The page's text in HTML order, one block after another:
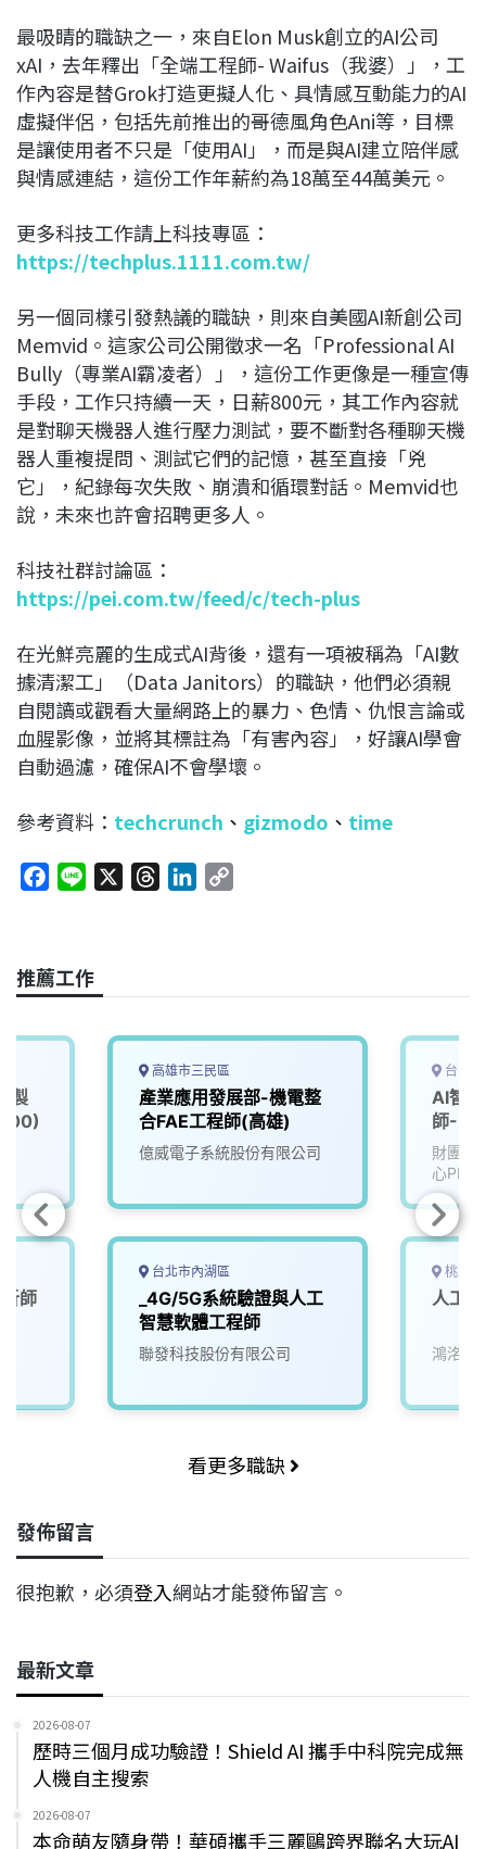
最吸睛的職缺之一，來自Elon Musk創立的AI公司
xAI，去年釋出「全端工程師- Waifus（我婆）」，工
作內容是替Grok打造更擬人化、具情感互動能力的AI
虛擬伴侶，包括先前推出的哥德風角色Ani等，目標
是讓使用者不只是「使用AI」，而是與AI建立陪伴感
與情感連結，這份工作年薪約為18萬至44萬美元。
更多科技工作請上科技專區：
https://techplus.1111.com.tw/
另一個同樣引發熱議的職缺，則來自美國AI新創公司
Memvid。這家公司公開徵求一名「Professional AI
Bully（專業AI霸凌者）」，這份工作更像是一種宣傳
手段，工作只持續一天，日薪800元，其工作內容就
是對聊天機器人進行壓力測試，要不斷對各種聊天機
器人重複提問、測試它們的記憶，甚至直接「兇
它」，紀錄每次失敗、崩潰和循環對話。Memvid也
說，未來也許會招聘更多人。
科技社群討論區：
https://pei.com.tw/feed/c/tech-plus
在光鮮亮麗的生成式AI背後，還有一項被稱為「AI數
據清潔工」（Data Janitors）的職缺，他們必須親
自閱讀或觀看大量網路上的暴力、色情、仇恨言論或
血腥影像，並將其標註為「有害內容」，好讓AI學會
自動過濾，確保AI不會學壞。
參考資料： techcrunch 、 gizmodo 、 time
e
b
o
a
s
e
I
n
L
n
推薦工作
製
師
高雄市三民區
產業應用發展部-機電整
合FAE工程師(高雄)
億威電子系統股份有限公司
台北市內湖區
_4G/5G系統驗證與人工
智慧軟體工程師
聯發科技股份有限公司
台中
AI智
師-
財團法
心PMC
桃園
人工
鴻洺科
看更多職缺
發佈留言
很抱歉，必須登入網站才能發佈留言。
最新文章
2026-08-07
歷時三個月成功驗證！Shield AI 攜手中科院完成無
人機自主搜索
2026-08-07
本命萌友隨身帶！華碩攜手三麗鷗跨界聯名大玩AI